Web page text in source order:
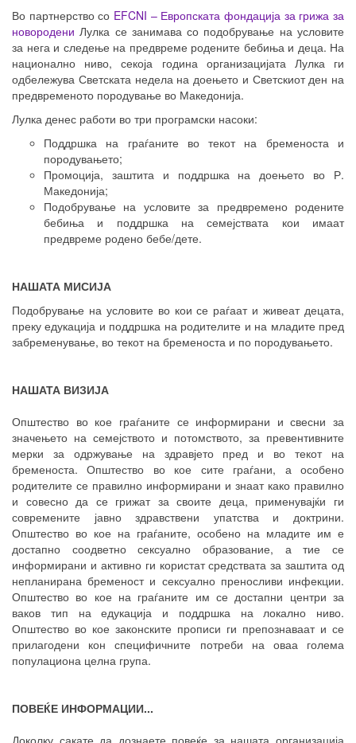
Во партнерство со EFCNI – Европската фондација за грижа за
новородени Лулка се занимава со подобрување на условите
за нега и следење на предвреме родените бебиња и деца. На
национално ниво, секоја година организацијата Лулка ги
одбележува Светската недела на доењето и Светскиот ден на
предвременото породување во Македонија.
Лулка денес работи во три програмски насоки:
Поддршка на граѓаните во текот на бременоста и
породувањето;
Промоција, заштита и поддршка на доењето во Р.
Македонија;
Подобрување на условите за предвремено родените
бебиња и поддршка на семејствата кои имаат
предвреме родено бебе/дете.
НАШАТА МИСИЈА
Подобрување на условите во кои се раѓаат и живеат децата,
преку едукација и поддршка на родителите и на младите пред
забременување, во текот на бременоста и по породувањето.
НАШАТА ВИЗИЈА
Општество во кое граѓаните се информирани и свесни за
значењето на семејството и потомството, за превентивните
мерки за одржување на здравјето пред и во текот на
бременоста. Општество во кое сите граѓани, а особено
родителите се правилно информирани и знаат како правилно
и совесно да се грижат за своите деца, применувајќи ги
современите јавно здравствени упатства и доктрини.
Општество во кое на граѓаните, особено на младите им е
достапно соодветно сексуално образование, а тие се
информирани и активно ги користат средствата за заштита од
непланирана бременост и сексуално преносливи инфекции.
Општество во кое на граѓаните им се достапни центри за
ваков тип на едукација и поддршка на локално ниво.
Општество во кое законските прописи ги препознаваат и се
прилагодени кон специфичните потреби на оваа голема
популациона целна група.
ПОВЕЌЕ ИНФОРМАЦИИ...
Доколку сакате да дознаете повеќе за нашата организација